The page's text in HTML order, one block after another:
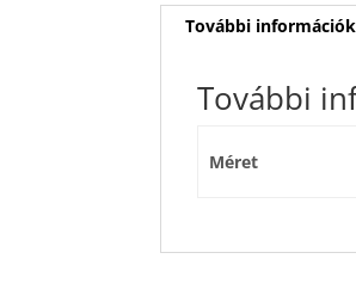
További információk
További
Méret